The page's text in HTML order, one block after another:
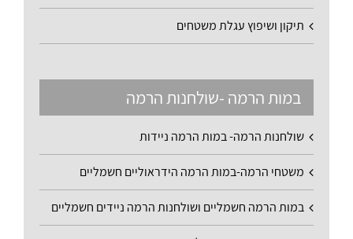
תיקון ושיפוץ עגלת משטחים
במות הרמה -שולחנות הרמה
שולחנות הרמה- במות הרמה ניידות
משטחי הרמה-במות הרמה הידראוליים חשמליים
במות הרמה חשמליים ושולחנות הרמה ניידים חשמליים